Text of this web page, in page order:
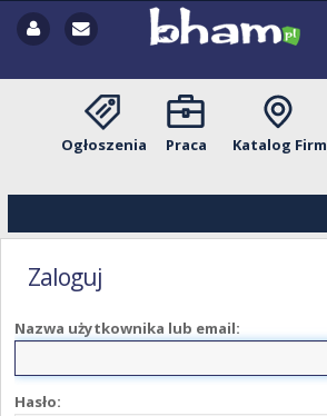
Ogłoszenia Praca Katalog Firm
Zaloguj
Nazwa użytkownika lub email:
Hasło: